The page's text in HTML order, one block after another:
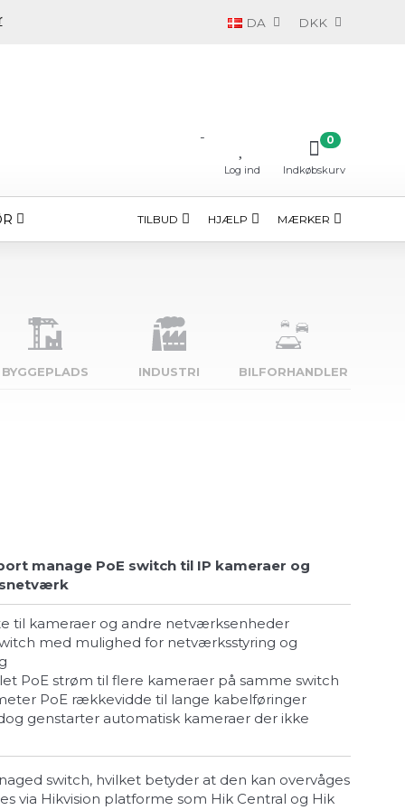
DA DKK
-
Log ind Indkøbskurv
0
TILBUD HJÆLP MÆRKER
BYGGE­PLADS INDUSTRI BILFORHANDLER
manage PoE switch til IP kameraer og
til kameraer og andre netværksenheder
PoE strøm til flere kameraer på samme switch
meter PoE rækkevidde til lange kabelføringer
switch, hvilket betyder at den kan overvåges
via Hikvision platforme som Hik Central og Hik